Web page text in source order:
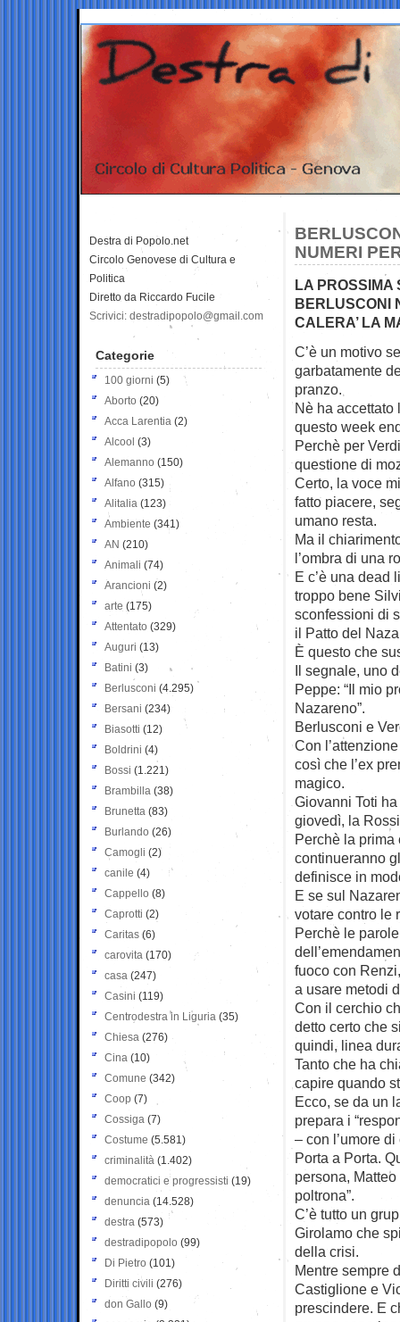
NUMERI
LA PROSSIMA
BERLUSCONI
CALERA’ LA
C’è un motivo
garbatamente
pranzo.
Nè ha accettato
questo week
Perchè per
questione di
Certo, la voce
fatto piacere,
umano resta.
Ma il
l’ombra di una
E c’è una dead
troppo bene
sconfessioni di
il Patto del
È questo che
Il segnale, uno
Peppe: “Il mio
Nazareno”.
Berlusconi e
Con
così che l’ex
magico.
Giovanni Toti
giovedì, la
Perchè la prima
continueranno
definisce in
E se sul
votare contro le
Perchè le
fuoco con
a usare metodi
Con il cerchio
detto certo che
quindi, linea
Tanto che ha
capire quando
Ecco, se da un
prepara i
– con l’umore
Porta a Porta.
persona,
poltrona”.
C’è tutto un
Girolamo che
della crisi.
Mentre sempre
Castiglione e
prescindere. E
Destra di Popolo.net
Circolo Genovese di Cultura e
Politica
Diretto da Riccardo Fucile
Scrivici: destradipopolo@gmail.com
Categorie
100 giorni (5)
Aborto (20)
Acca Larentia (2)
Alcool (3)
Alemanno (150)
Alfano (315)
Alitalia (123)
Ambiente (341)
AN (210)
Animali (74)
Arancioni (2)
arte (175)
Attentato (329)
Auguri (13)
Batini (3)
Berlusconi (4.295)
Bersani (234)
Biasotti (12)
Boldrini (4)
Bossi (1.221)
Brambilla (38)
Brunetta (83)
Burlando (26)
Camogli (2)
canile (4)
Cappello (8)
Caprotti (2)
Caritas (6)
carovita (170)
casa (247)
Casini (119)
Centrodestra in Liguria (35)
Chiesa (276)
Cina (10)
Comune (342)
Coop (7)
Cossiga (7)
Costume (5.581)
criminalità (1.402)
democratici e progressisti (19)
denuncia (14.528)
destra (573)
destradipopolo (99)
Di Pietro (101)
Diritti civili (276)
don Gallo (9)